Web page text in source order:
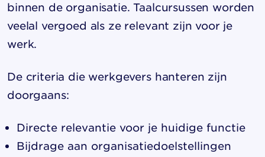
binnen de organisatie. Taalcursussen worden
veelal vergoed als ze relevant zijn voor je
werk.
De criteria die werkgevers hanteren zijn
doorgaans:
Directe relevantie voor je huidige functie
Bijdrage aan organisatiedoelstellingen